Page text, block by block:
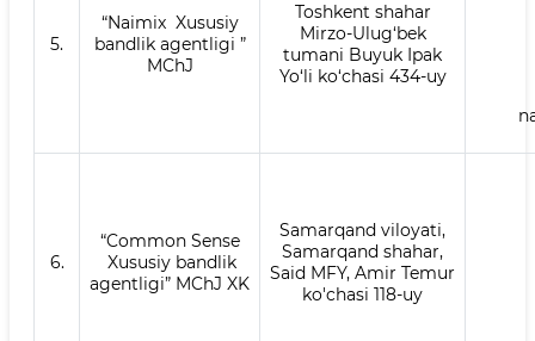
5.
“Naimix Xususiy
bandlik agentligi ”
MChJ
Toshkent shahar
Mirzo-Ulug‘bek
tumani Buyuk Ipak
Yo‘li ko‘chasi 434-uy
6.
“Common Sense
Xususiy bandlik
agentligi” MChJ XK
Samarqand viloyati,
Samarqand shahar,
Said MFY, Amir Temur
ko'chasi 118-uy